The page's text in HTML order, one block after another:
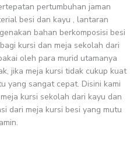
pertumbuhan jaman
besi dan kayu , lantaran
bahan berkomposisi besi
kursi dan meja sekolah dari
oleh para murid utamanya
jika meja kursi tidak cukup kuat
yang sangat cepat. Disini kami
kursi sekolah dari kayu dan
dari meja kursi besi yang mutu